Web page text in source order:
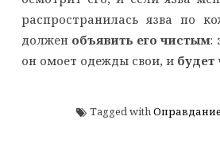
распространилась язва по
должен объявить его чистым:
он омоет одежды свои, и будет
Tagged withОправдание